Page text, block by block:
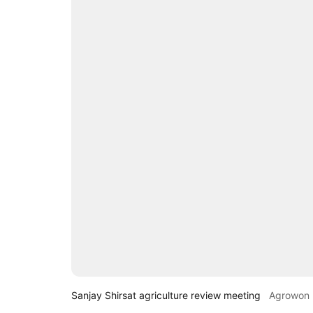
Sanjay Shirsat agriculture review meeting Agrowon